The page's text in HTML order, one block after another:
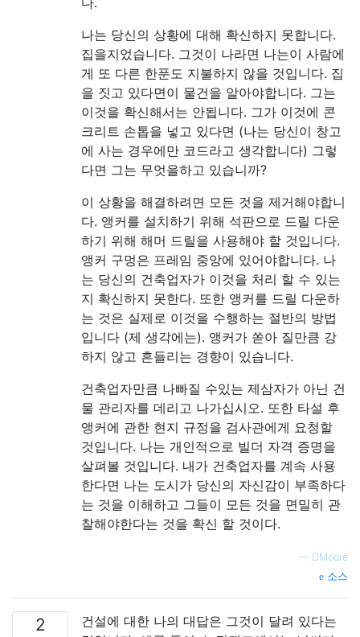
나는 당신의 상황에 대해 확신하지 못합니다.
집을지었습니다. 그것이 나라면 나는이 사람에
게 또 다른 한푼도 지불하지 않을 것입니다. 집
을 짓고 있다면이 물건을 알아야합니다. 그는
이것을 확신해서는 안됩니다. 그가 이것에 콘
크리트 손톱을 넣고 있다면 (나는 당신이 창고
에 사는 경우에만 코드라고 생각합니다) 그렇
다면 그는 무엇을하고 있습니까?
이 상황을 해결하려면 모든 것을 제거해야합니
다. 앵커를 설치하기 위해 석판으로 드릴 다운
하기 위해 해머 드릴을 사용해야 할 것입니다.
앵커 구멍은 프레임 중앙에 있어야합니다. 나
는 당신의 건축업자가 이것을 처리 할 수 ​​있는
지 확신하지 못한다. 또한 앵커를 드릴 다운하
는 것은 실제로 이것을 수행하는 절반의 방법
입니다 (제 생각에는). 앵커가 쏟아 질만큼 강
하지 않고 흔들리는 경향이 있습니다.
건축업자만큼 나빠질 수있는 제삼자가 아닌 건
물 관리자를 데리고 나가십시오. 또한 타설 후
앵커에 관한 현지 규정을 검사관에게 요청할
것입니다. 나는 개인적으로 빌더 자격 증명을
살펴볼 것입니다. 내가 건축업자를 계속 사용
한다면 나는 도시가 당신의 자신감이 부족하다
는 것을 이해하고 그들이 모든 것을 면밀히 관
찰해야한다는 것을 확신 할 것이다.
— DMoore
소스
2
건설에 대한 나의 대답은 그것이 달려 있다는